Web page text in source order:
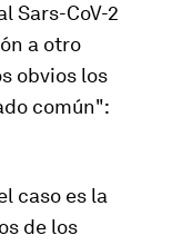
Sars-CoV-2
a otro
obvios los
común":
caso es la
de los